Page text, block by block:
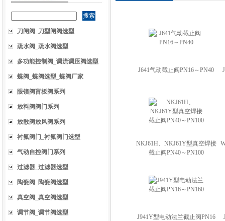
刀闸阀_刀型闸阀选型
疏水阀_疏水阀选型
多功能控制阀_调流调压阀选型
蝶阀_蝶阀选型_蝶阀厂家
眼镜阀盲板阀系列
放料阀阀门系列
放散阀放风阀系列
衬氟阀门_衬氟阀门选型
气动自控阀门系列
过滤器_过滤器选型
陶瓷阀_陶瓷阀选型
真空阀_真空阀选型
调节阀_调节阀选型
J641气动截止阀PN16～PN40
NKJ61H、NKJ61Y型真空焊接
截止阀PN40～PN100
J941Y型电动法兰截止阀PN16